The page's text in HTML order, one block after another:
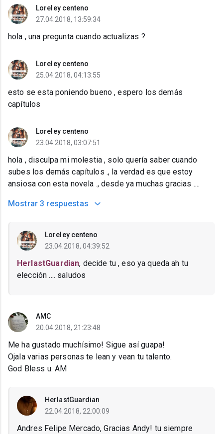
Loreley centeno
27.04.2018, 13:59:34
hola , una pregunta cuando actualizas ?
Loreley centeno
25.04.2018, 04:13:55
esto se esta poniendo bueno , espero los demás
capítulos
Loreley centeno
23.04.2018, 03:07:51
hola , disculpa mi molestia , solo quería saber cuando
subes los demás capítulos ., la verdad es que estoy
ansiosa con esta novela ., desde ya muchas gracias ....
Mostrar 3 respuestas
Loreley centeno
23.04.2018, 04:39:52
HerlastGuardian, decide tu , eso ya queda ah tu
elección .... saludos
AMC
20.04.2018, 21:23:48
Me ha gustado muchísimo! Sigue así guapa!
Ojala varias personas te lean y vean tu talento.
God Bless u. AM
HerlastGuardian
22.04.2018, 22:00:09
Andres Felipe Mercado, Gracias Andy! tu siempre